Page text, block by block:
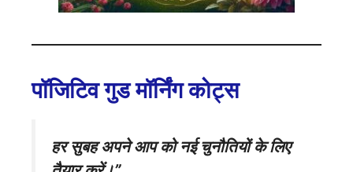
पॉजिटिव गुड मॉर्निंग कोट्स
हर सुबह अपने आप को नई चुनौतियों के लिए